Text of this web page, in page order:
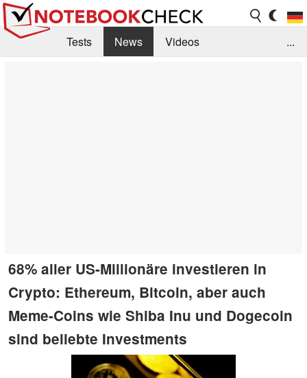
Tests News
Videos
...
68% aller US-Millionäre investieren in
Crypto: Ethereum, Bitcoin, aber auch
Meme-Coins wie Shiba Inu und Dogecoin
sind beliebte Investments